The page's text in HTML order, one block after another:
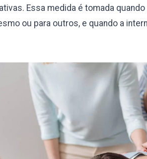
Essa medida é tomada
ou para outros, e quando a